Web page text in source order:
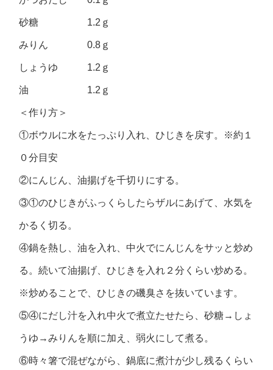
砂糖 1.2ｇ
みりん 0.8ｇ
しょうゆ 1.2ｇ
油 1.2ｇ
＜作り方＞
①ボウルに水をたっぷり入れ、ひじきを戻す。※約１
０分目安
②にんじん、油揚げを千切りにする。
③①のひじきがふっくらしたらザルにあげて、水気を
かるく切る。
④鍋を熱し、油を入れ、中火でにんじんをサッと炒め
る。続いて油揚げ、ひじきを入れ２分くらい炒める。
※炒めることで、ひじきの磯臭さを抜いています。
⑤④にだし汁を入れ中火で煮立たせたら、砂糖→しょ
うゆ→みりんを順に加え、弱火にして煮る。
⑥時々箸で混ぜながら、鍋底に煮汁が少し残るくらい